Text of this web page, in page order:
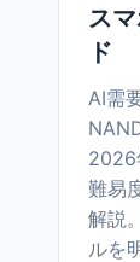
ス
ド
AI需
2026
難易
解説
ルを